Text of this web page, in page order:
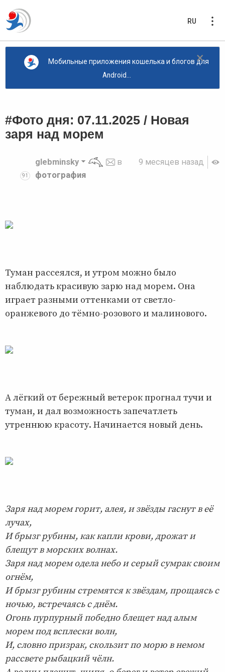
RU
×
Мобильные приложения кошелька и блогов для
Android...
#Фото дня: 07.11.2025 / Новая
заря над морем
9 месяцев назад
91
glebminsky
в
фотография
Туман рассеялся, и утром можно было
наблюдать красивую зарю над морем. Она
играет разными оттенками от светло-
оранжевого до тёмно-розового и малинового.
А лёгкий от бережный ветерок прогнал тучи и
туман, и дал возможность запечатлеть
утреннюю красоту. Начинается новый день.
Заря над морем горит, алея, и звёзды гаснут в её
лучах,
И брызг рубины, как капли крови, дрожат и
блещут в морских волнах.
Заря над морем одела небо и серый сумрак своим
огнём,
И брызг рубины стремятся к звёздам, прощаясь с
ночью, встречаясь с днём.
Огонь пурпурный победно блещет над алым
морем под всплески волн,
И, словно призрак, скользит по морю в немом
рассвете рыбацкий чёлн.